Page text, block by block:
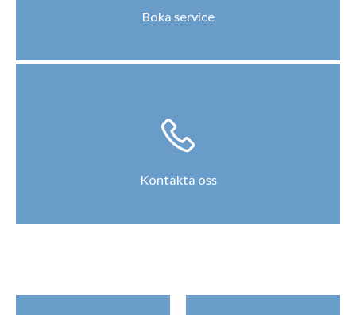
Boka service
Kontakta oss